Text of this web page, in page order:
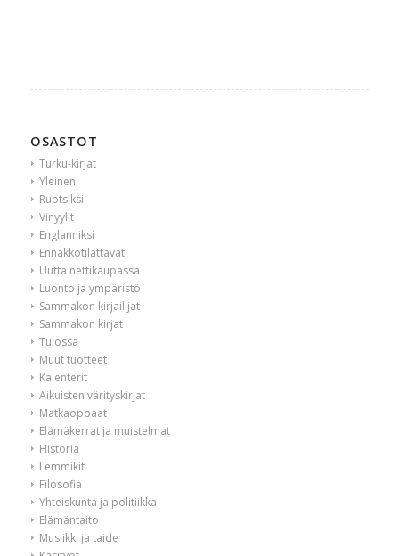
OSASTOT
Turku-kirjat
Yleinen
Ruotsiksi
Vinyylit
Englanniksi
Ennakkotilattavat
Uutta nettikaupassa
Luonto ja ympäristö
Sammakon kirjailijat
Sammakon kirjat
Tulossa
Muut tuotteet
Kalenterit
Aikuisten värityskirjat
Matkaoppaat
Elämäkerrat ja muistelmat
Historia
Lemmikit
Filosofia
Yhteiskunta ja politiikka
Elämäntaito
Musiikki ja taide